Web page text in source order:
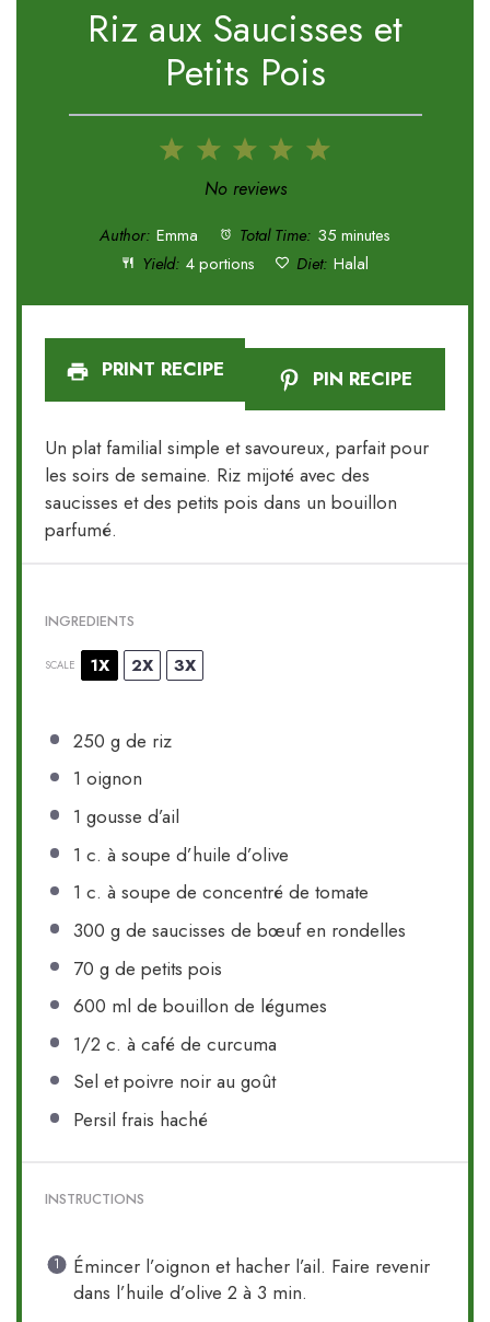
Riz aux Saucisses et
Petits Pois
5
4
3
Stars
2
Stars
1
Star
No reviews
Author: Emma Total Time: 35 minutes
Yield: 4 portions Diet: Halal
PRINT RECIPE PIN RECIPE
Un plat familial simple et savoureux, parfait pour
les soirs de semaine. Riz mijoté avec des
saucisses et des petits pois dans un bouillon
parfumé.
INGREDIENTS
SCALE 1X 2X 3X
250 g de riz
1 oignon
1 gousse d’ail
1 c. à soupe d’huile d’olive
1 c. à soupe de concentré de tomate
300 g de saucisses de bœuf en rondelles
70 g de petits pois
600 ml de bouillon de légumes
1/2 c. à café de curcuma
Sel et poivre noir au goût
Persil frais haché
INSTRUCTIONS
Émincer l’oignon et hacher l’ail. Faire revenir
dans l’huile d’olive 2 à 3 min.